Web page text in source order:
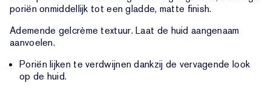
poriën onmiddellijk tot een gladde, matte finish.
Ademende gelcrème textuur. Laat de huid aangenaam
aanvoelen.
Poriën lijken te verdwijnen dankzij de vervagende look
op de huid.